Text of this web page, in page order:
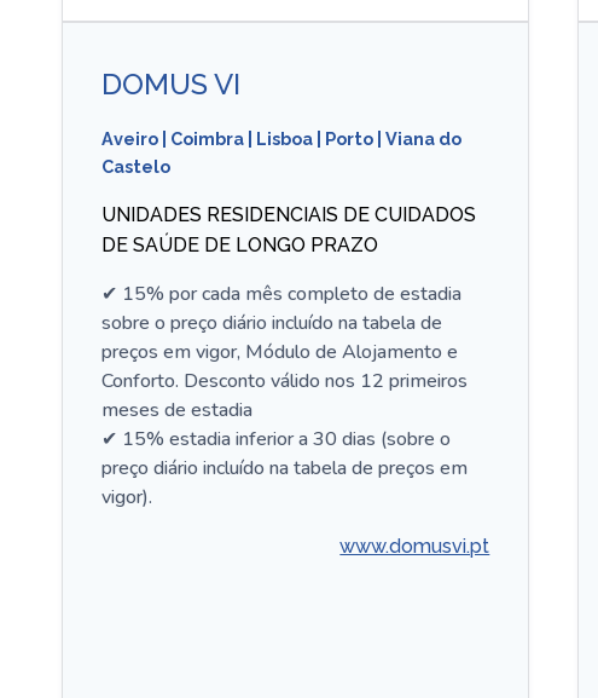
DOMUS VI
Aveiro Coimbra Lisboa Porto Viana do
Castelo
UNIDADES RESIDENCIAIS DE CUIDADOS
DE SAÚDE DE LONGO PRAZO
✔ 15% por cada mês completo de estadia
sobre o preço diário incluído na tabela de
preços em vigor, Módulo de Alojamento e
Conforto. Desconto válido nos 12 primeiros
meses de estadia
✔ 15% estadia inferior a 30 dias (sobre o
preço diário incluído na tabela de preços em
vigor).
www.domusvi.pt